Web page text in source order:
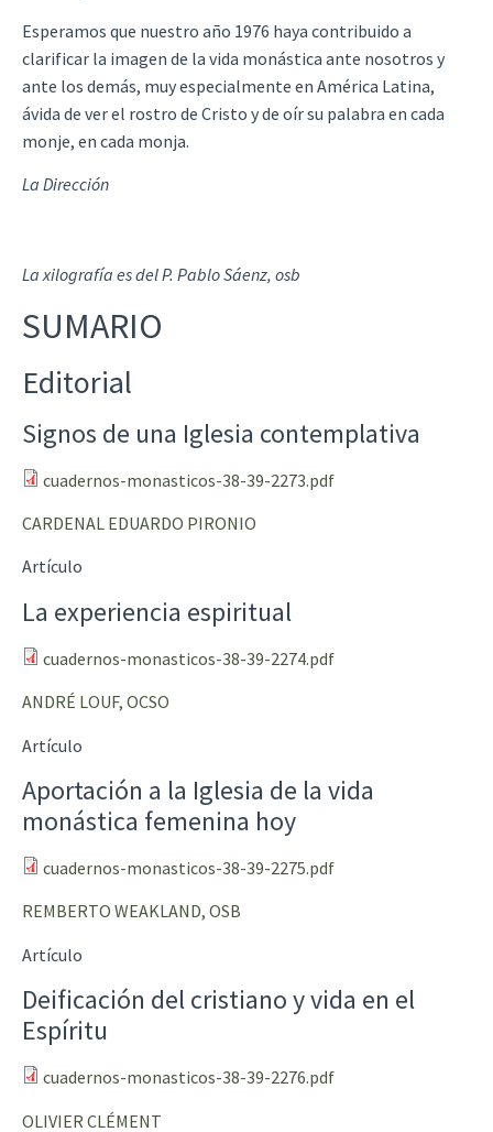
Esperamos que nuestro año 1976 haya contribuido a
clarificar la imagen de la vida monástica ante nosotros y
ante los demás, muy especialmente en América Latina,
ávida de ver el rostro de Cristo y de oír su palabra en cada
monje, en cada monja.
La Dirección
La xilografía es del P. Pablo Sáenz, osb
SUMARIO
Editorial
Signos de una Iglesia contemplativa
cuadernos-monasticos-38-39-2273.pdf
CARDENAL EDUARDO PIRONIO
Artículo
La experiencia espiritual
cuadernos-monasticos-38-39-2274.pdf
ANDRÉ LOUF, OCSO
Artículo
Aportación a la Iglesia de la vida
monástica femenina hoy
cuadernos-monasticos-38-39-2275.pdf
REMBERTO WEAKLAND, OSB
Artículo
Deificación del cristiano y vida en el
Espíritu
cuadernos-monasticos-38-39-2276.pdf
OLIVIER CLÉMENT